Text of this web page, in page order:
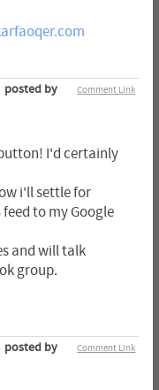
Comment Link
posted by
I'd certainly
i'll settle for
to my Google
and will talk
group.
Comment Link
posted by